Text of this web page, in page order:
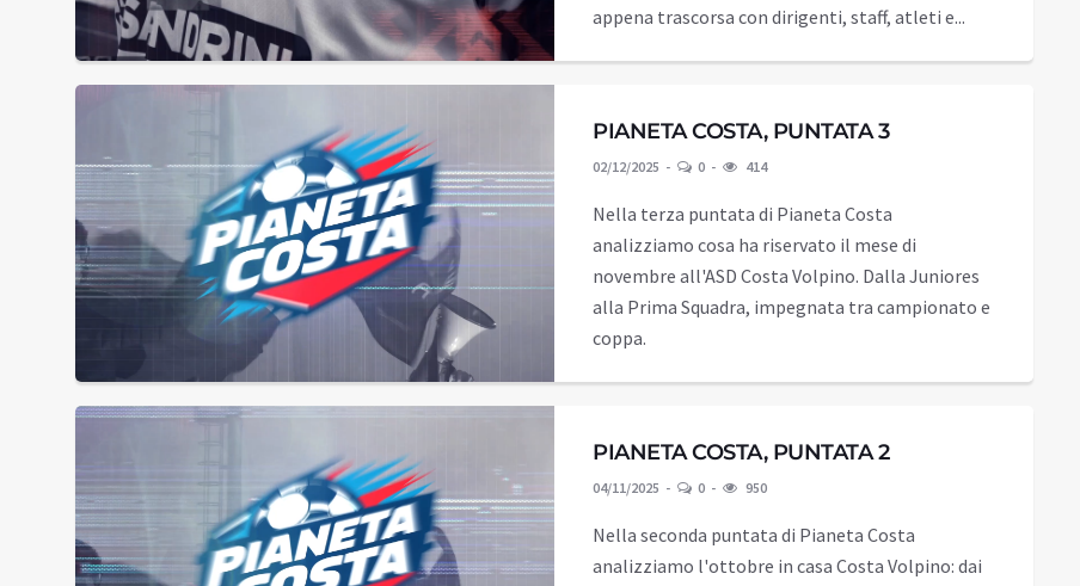
appena trascorsa con dirigenti, staff, atleti e...
PIANETA COSTA, PUNTATA 3
02/12/2025 0 414
Nella terza puntata di Pianeta Costa
analizziamo cosa ha riservato il mese di
novembre all'ASD Costa Volpino. Dalla Juniores
alla Prima Squadra, impegnata tra campionato e
coppa.
PIANETA COSTA, PUNTATA 2
04/11/2025 0 950
Nella seconda puntata di Pianeta Costa
analizziamo l'ottobre in casa Costa Volpino: dai